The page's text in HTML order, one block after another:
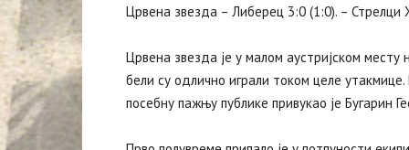
Црвена звезда – Либерец 3:0 (1:0). – Стрелци
Црвена звезда је у малом аустријском
бели су одлично играли током целе
посебну пажњу публике привукао је Бугарин